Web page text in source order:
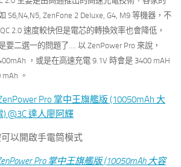
ZenFone 2 Deluxe, G4, M9 等機器， 不
2.0 速度較快但是電芯的轉換效率也會降低，
要二選一的問題了…. 以 ZenPower Pro 來說，
，或是在高速充電 9.1V 時會是 3400 mAH
。
以開啟手電筒模式